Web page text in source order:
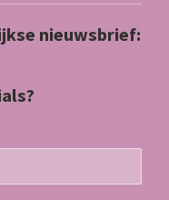
nieuwsbrief: